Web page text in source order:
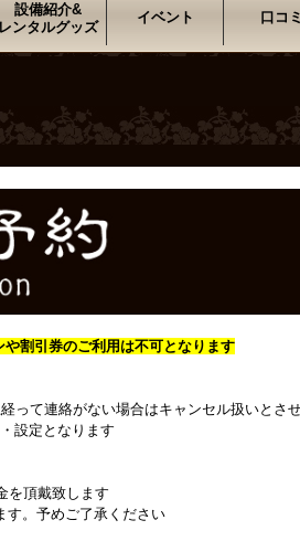
設備紹介&
レンタルグッズ
イベント 口コミ
割引券のご利用は不可となります
って連絡がない場合はキャンセル扱いとさ
設定となります
を頂戴致します
す。予めご了承ください